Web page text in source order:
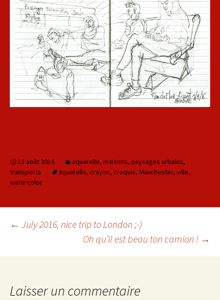
13 août 2016 aquarelle, maisons, paysages urbains,
transports
aquarelle, crayon, croquis, Manchester, ville,
watercolor
Navigation des
articles
← July 2016, nice trip to London ;-)
Oh qu’il est beau ton camion ! →
Laisser un commentaire